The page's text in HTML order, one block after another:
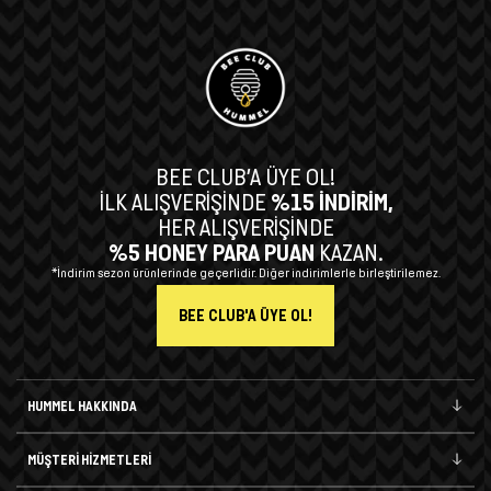
HUMMEL HAKKINDA
MÜŞTERİ HİZMETLERİ
BEE CLUB’A ÜYE OL!
İLK ALIŞVERİŞİNDE %15 İNDİRİM,
HER ALIŞVERİŞİNDE
%5 HONEY PARA PUAN KAZAN.
*İndirim sezon ürünlerinde geçerlidir. Diğer indirimlerle birleştirilemez.
BEE CLUB'A ÜYE OL!